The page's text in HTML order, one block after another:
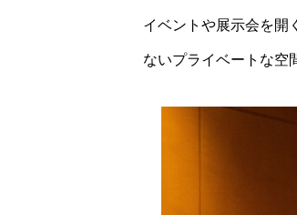
イベントや展示会を開
ないプライベートな空